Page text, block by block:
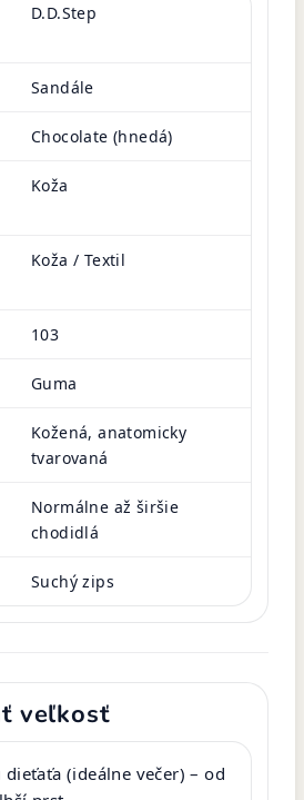
D.D.Step
Sandále
Chocolate (hnedá)
Koža
Koža / Textil
103
Guma
Kožená, anatomicky
tvarovaná
Normálne až širšie
chodidlá
Suchý zips
veľkosť
(ideálne večer) – od